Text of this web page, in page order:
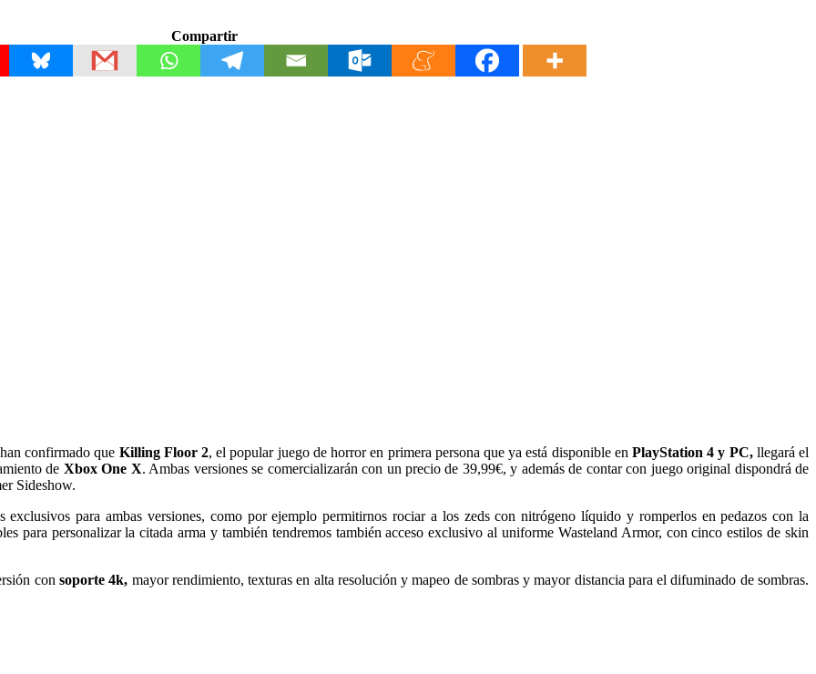
Compartir
confirmado que Killing Floor 2, el popular juego de horror en primera persona que ya está disponible enPlayStation 4 y PC,llegará el
de Xbox One X. Ambas versiones se comercializarán con un precio de 39,99€, y además de contar con juego original dispondrá de
Sideshow.
exclusivos para ambas versiones, como por ejemplo permitirnos rociar a los zeds con nitrógeno líquido y romperlos en pedazos con la
para personalizar la citada arma y también tendremos también acceso exclusivo al uniforme Wasteland Armor, con cinco estilos de skin
con soporte 4k, mayor rendimiento, texturas en alta resolución y mapeo de sombras y mayor distancia para el difuminado de sombras.